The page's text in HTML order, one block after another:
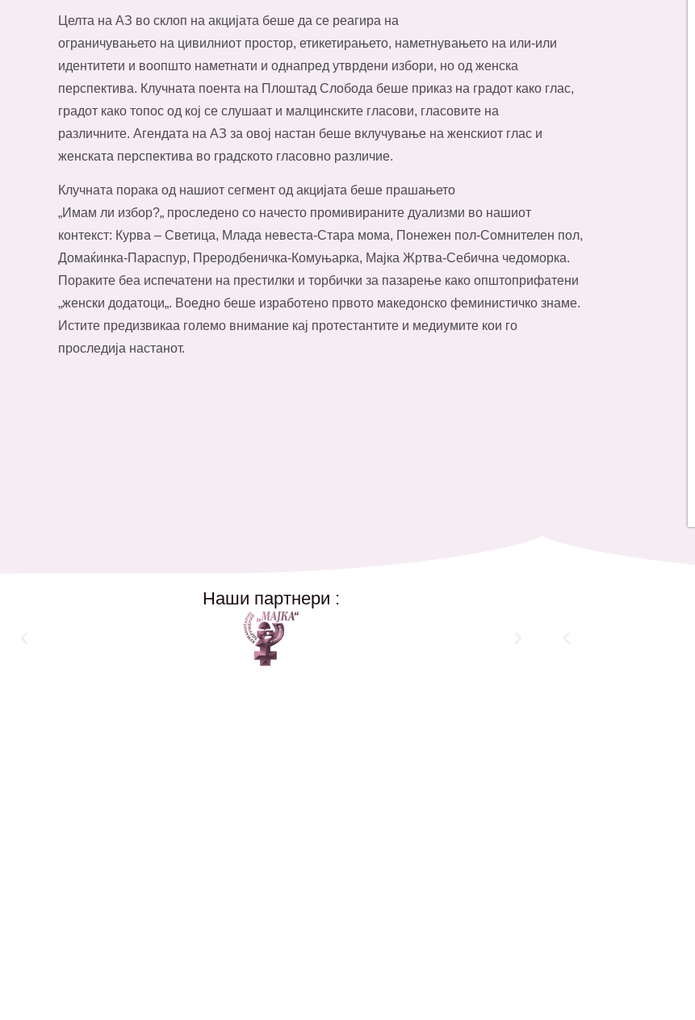
Целта на АЗ во склоп на акцијата беше да се реагира на
ограничувањето на цивилниот простор, етикетирањето, наметнувањето на или-или
идентитети и воопшто наметнати и однапред утврдени избори, но од женска
перспектива. Клучната поента на Плоштад Слобода беше приказ на градот како глас,
градот како топос од кој се слушаат и малцинските гласови, гласовите на
различните. Агендата на АЗ за овој настан беше вклучување на женскиот глас и
женската перспектива во градското гласовно различие.
Клучната порака од нашиот сегмент од акцијата беше прашањето
„Имам ли избор?„ проследено со начесто промивираните дуализми во нашиот
контекст: Курва – Светица, Млада невеста-Стара мома, Понежен пол-Сомнителен пол,
Домаќинка-Параспур, Преродбеничка-Комуњарка, Мајка Жртва-Себична чедоморка.
Пораките беа испечатени на престилки и торбички за пазарење како општоприфатени
„женски додатоци„. Воедно беше изработено првото македонско феминистичко знаме.
Истите предизвикаа големо внимание кај протестантите и медиумите кои го
проследија настанот.
Наши партнери :